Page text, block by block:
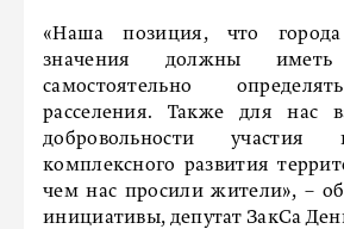
«Наша позиция, что города
значения должны иметь
самостоятельно
расселения. Также для нас
добровольности
комплексного развития
чем нас просили жители», –
инициативы, депутат ЗакСа